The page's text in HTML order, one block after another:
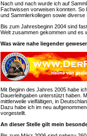
Nach und nach wurde ich auf
Fachwissen vorweisen konnten. So
und Sammlerkollegen sowie
Bis zum Jahresbeginn 2004 sind
Welt zusammen gekommen und es
Was wäre nahe liegender
Mit Beginn des Jahres 2005 habe
Dauerleihgaben unterstützt haben.
mittlerweile vielfältigen, in
Dazu habe ich im neu
vorgestellt.
An dieser Stelle gilt mein